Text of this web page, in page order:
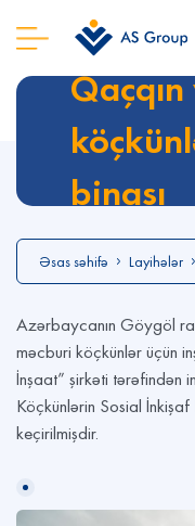
binası
Əsas səhifə Layihələr
Azərbaycanın Göygöl
məcburi köçkünlər üçün
İnşaat” şirkəti tərəfindən
Köçkünlərin Sosial
keçirilmişdir.